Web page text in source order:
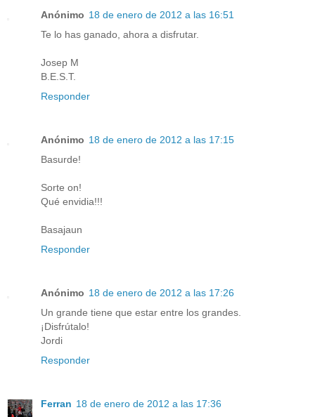
Anónimo 18 de enero de 2012 a las 16:51
Te lo has ganado, ahora a disfrutar.
Josep M
B.E.S.T.
Responder
Anónimo 18 de enero de 2012 a las 17:15
Basurde!
Sorte on!
Qué envidia!!!
Basajaun
Responder
Anónimo 18 de enero de 2012 a las 17:26
Un grande tiene que estar entre los grandes.
¡Disfrútalo!
Jordi
Responder
Ferran 18 de enero de 2012 a las 17:36